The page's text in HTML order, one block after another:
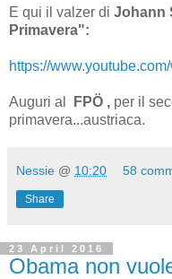
E qui il valzer di Johann
Primavera":
https://
Auguri al FPÖ , per il
primavera...austriaca.
Nessie @ 10:20 58
Share
23 April 2016
Obama non